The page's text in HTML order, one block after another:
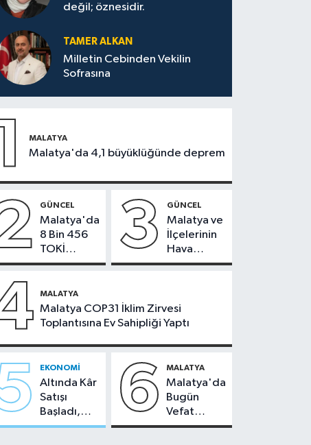
değil; öznesidir.
TAMER ALKAN
Milletin Cebinden Vekilin
Sofrasına
MALATYA
Malatya'da 4,1 büyüklüğünde deprem
GÜNCEL
Malatya'da
8 Bin 456
TOKİ
Konutunun
Bugün
Çekiliyor
3 GÜNCEL
Malatya ve
İlçelerinin
Hava
Durumu -
2026
MALATYA
Malatya COP31 İklim Zirvesi
Toplantısına Ev Sahipliği Yaptı
EKONOMI
Altında Kâr
Satışı
Başladı,
Malatya'da
6 MALATYA
Malatya'da
Bugün
Vefat
Edenler -